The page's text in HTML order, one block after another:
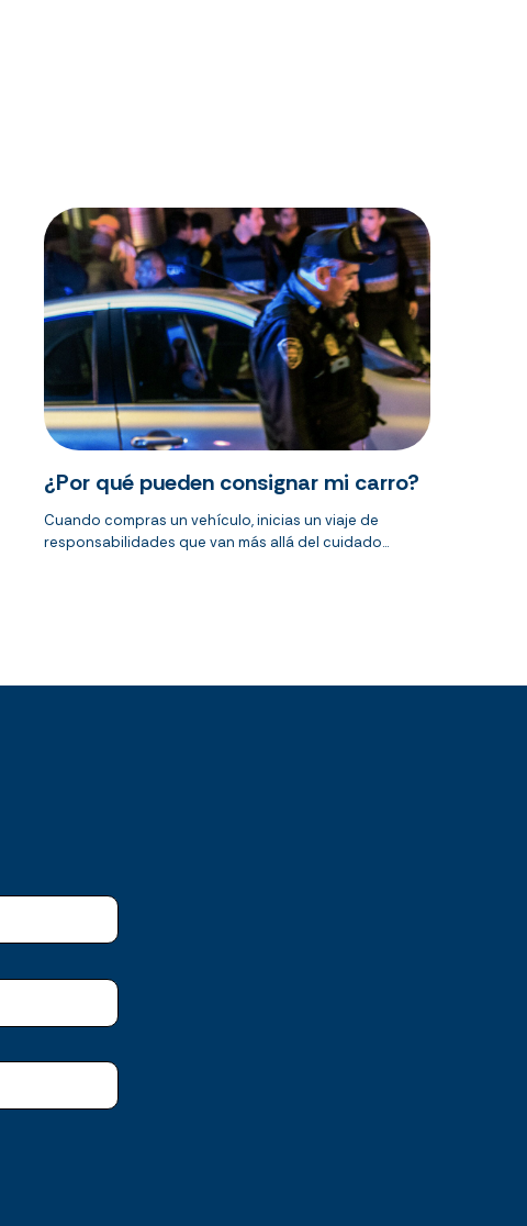
¿Por qué pueden consignar mi carro?
Cuando compras un vehículo, inicias un viaje de
responsabilidades que van más allá del cuidado...